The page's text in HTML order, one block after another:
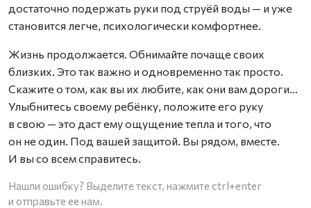
достаточно подержать руки под струёй воды — и уже
становится легче, психологически комфортнее.
Жизнь продолжается. Обнимайте почаще своих
близких. Это так важно и одновременно так просто.
Скажите о том, как вы их любите, как они вам дороги…
Улыбнитесь своему ребёнку, положите его руку
в свою — это даст ему ощущение тепла и того, что
он не один. Под вашей защитой. Вы рядом, вместе.
И вы со всем справитесь.
Нашли ошибку? Выделите текст, нажмите ctrl+enter
и отправьте ее нам.